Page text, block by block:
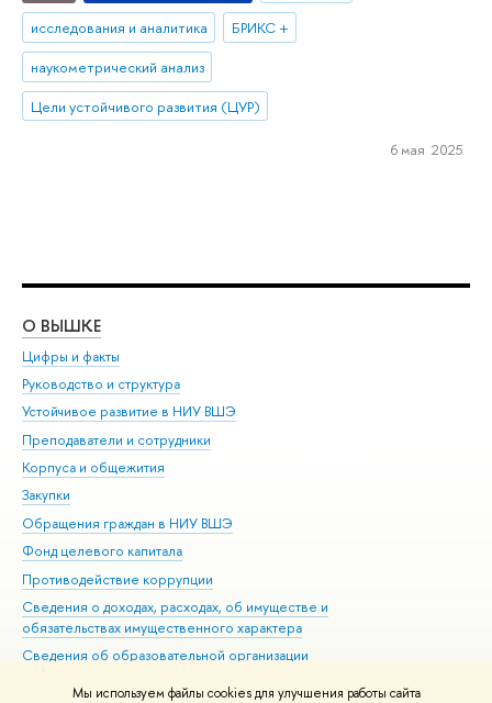
Мы используем файлы cookies для улучшения работы сайта
исследования и аналитика
БРИКС +
наукометрический анализ
Цели устойчивого развития (ЦУР)
6 мая 2025
О ВЫШКЕ
Цифры и факты
Руководство и структура
Устойчивое развитие в НИУ ВШЭ
Преподаватели и сотрудники
Корпуса и общежития
Закупки
Обращения граждан в НИУ ВШЭ
Фонд целевого капитала
Противодействие коррупции
Сведения о доходах, расходах, об имуществе и
обязательствах имущественного характера
Сведения об образовательной организации
Людям с ограниченными возможностями здоровья